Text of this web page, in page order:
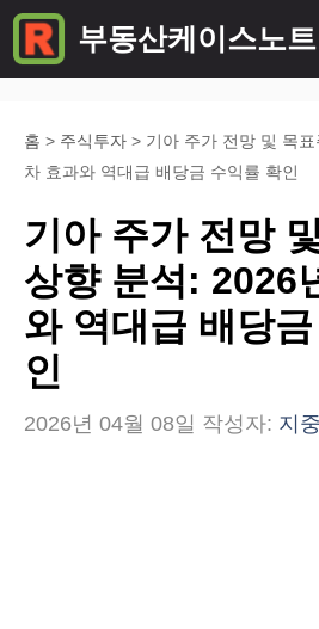
컨
텐
부동산케이스노트
홈 > 주식투자 > 기아 주가 전망 및 목
차 효과와 역대급 배당금 수익률 확인
기아 주가 전망
상향 분석: 2026
와 역대급 배당
인
2026년 04월 08일 작성자: 지